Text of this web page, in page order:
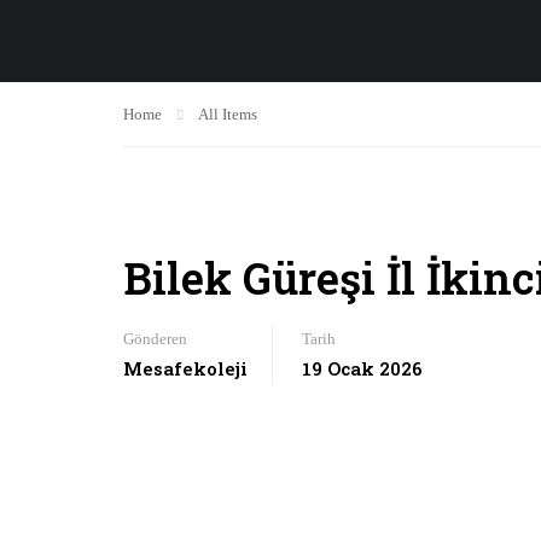
Home All Items
Bilek Güreşi İl
Gönderen
Mesafekoleji
Tarih
19 Ocak 2026